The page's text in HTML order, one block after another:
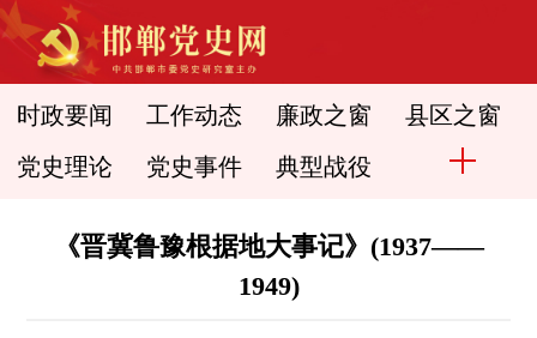
时政要闻 工作动态 廉政之窗 县区之窗
党史理论 党史事件 典型战役
《晋冀鲁豫根据地大事记》(1937——
1949)